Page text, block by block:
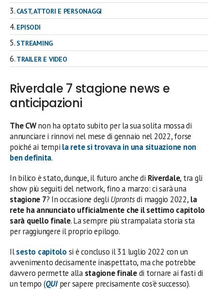
CAST, ATTORI E PERSONAGGI
EPISODI
STREAMING
TRAILER E VIDEO
Riverdale 7 stagione news e
anticipazioni
The CWnon ha optato subito per la sua solita mossa di
annunciare i rinnovi nel mese di gennaio nel 2022, forse
poiché ai tempi la rete si trovava in una situazione non
ben definita.
In bilico è stato, dunque, il futuro anche di Riverdale, tra gli
show più seguiti del network, fino a marzo: ci sarà una
stagione 7? In occasione degli Uprontsdi maggio 2022, la
rete ha annunciato ufficialmente che il settimo capitolo
sarà quello finale. La sempre più strampalata storia sta
per raggiungere il proprio epilogo.
Ilsesto capitolo si è concluso il 31 luglio 2022 con un
avvenimento decisamente inaspettato, ma che potrebbe
davvero permette alla stagione finaledi tornare ai fasti di
un tempo (QUIper sapere precisamente cos’è successo).